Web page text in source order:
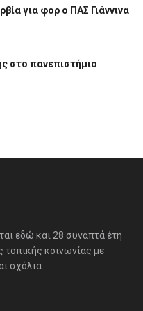
για φορ ο ΠΑΣ Γιάννινα
στο πανεπιστήμιο
εδώ και 28 συναπτά έτη
κοινωνίας με
σχόλια.